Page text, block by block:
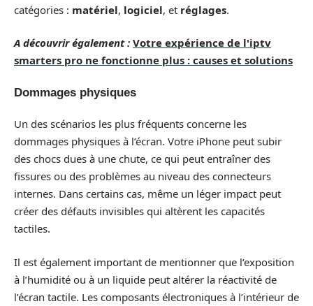
catégories : matériel, logiciel, et réglages.
A découvrir également : Votre expérience de l'iptv
smarters pro ne fonctionne plus : causes et solutions
Dommages physiques
Un des scénarios les plus fréquents concerne les
dommages physiques à l’écran. Votre iPhone peut subir
des chocs dues à une chute, ce qui peut entraîner des
fissures ou des problèmes au niveau des connecteurs
internes. Dans certains cas, même un léger impact peut
créer des défauts invisibles qui altèrent les capacités
tactiles.
Il est également important de mentionner que l’exposition
à l’humidité ou à un liquide peut altérer la réactivité de
l’écran tactile. Les composants électroniques à l’intérieur de